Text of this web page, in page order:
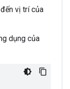
vị trí của
dụng của